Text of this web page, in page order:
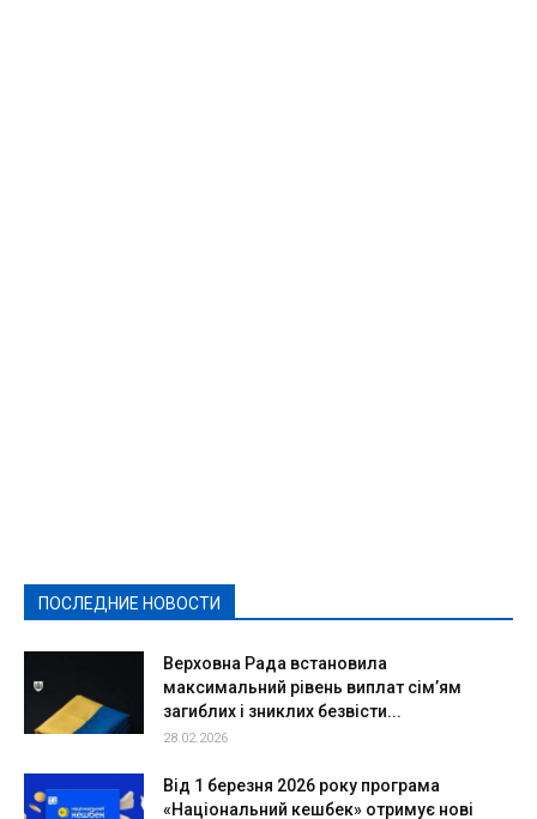
ПОСЛЕДНИЕ НОВОСТИ
Верховна Рада встановила
максимальний рівень виплат сім’ям
загиблих і зниклих безвісти...
28.02.2026
Від 1 березня 2026 року програма
«Національний кешбек» отримує нові